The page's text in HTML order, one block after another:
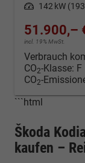
Leistung 142 kW
51.900,–
incl. 19% MwSt.
Verbrauch
CO2-Klasse: F
CO2-
```html
Škoda
kaufen –